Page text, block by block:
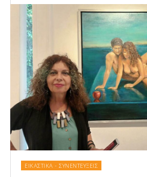
ΕΙΚΑΣΤΙΚΑ - ΣΥΝΕΝΤΕΥΞΕΙΣ